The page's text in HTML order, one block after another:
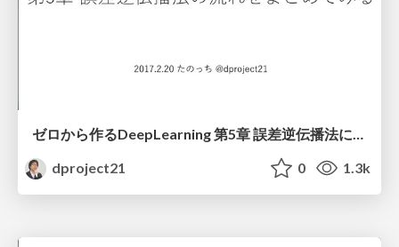
ゼロから作るDeepLearning 第5章 誤差逆伝播法による重み更新を追ってみる
dproject21
0 1.3k